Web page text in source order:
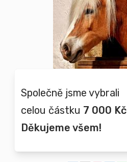
Společně jsme vybrali
celou částku 7 000 Kč
Děkujeme všem!